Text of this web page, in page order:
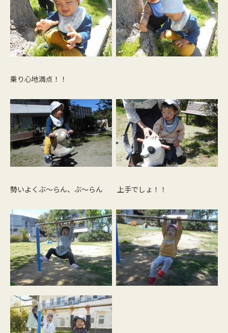
乗り心地満点！！
勢いよくぶ～らん、ぶ～らん 上手でしょ！！